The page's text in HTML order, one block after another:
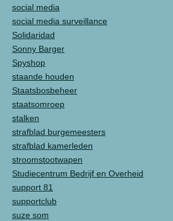
social media
social media surveillance
Solidaridad
Sonny Barger
Spyshop
staande houden
Staatsbosbeheer
staatsomroep
stalken
strafblad burgemeesters
strafblad kamerleden
stroomstootwapen
Studiecentrum Bedrijf en Overheid
support 81
supportclub
suze som